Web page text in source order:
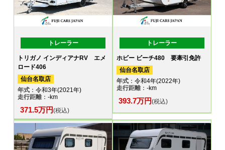
トレーラー
トリガノ インディアナRV エメ
ロード406
仙台名取店
年式 ：令和3年(2021年)
走行距離：-km
371.5万円(税込)
トレーラー
ホビー ビーチ480 要牽引免許
仙台名取店
年式：令和4年(2022年)
走行距離：-km
393.7万円(税込)